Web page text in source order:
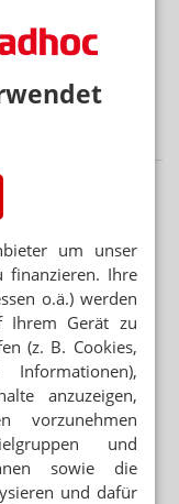
um unser
finanzieren. Ihre
o.ä.) werden
Ihrem Gerät zu
(z. B. Cookies,
Informationen),
anzuzeigen,
vorzunehmen
und
sowie die
und dafür
von
für Rente und